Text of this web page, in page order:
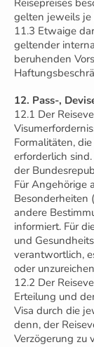
Reisepreises
gelten jeweils je
11.3 Etwaige
geltender
beruhenden
12. Pass-,
12.1 Der
Formalitäten,
erforderlich
der
Für Angehörige
Besonderheiten
andere
informiert. Für
und
verantwortlich,
oder
12.2 Der
Erteilung und
Visa durch die
denn, der
Verzögerung zu